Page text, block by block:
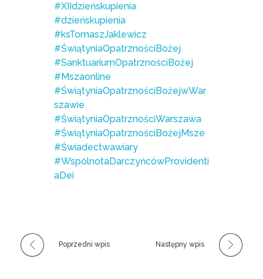
#XIIdzieńskupienia
#dzieńskupienia
#ksTomaszJaklewicz
#ŚwiątyniaOpatrznościBożej
#SanktuariumOpatrznościBożej
#Mszaonline
#ŚwiątyniaOpatrznościBożejwWar
szawie
#ŚwiątyniaOpatrznościWarszawa
#ŚwiątyniaOpatrznościBożejMsze
#Świadectwawiary
#WspólnotaDarczyńcówProvidenti
aDei
Poprzedni wpis Następny wpis